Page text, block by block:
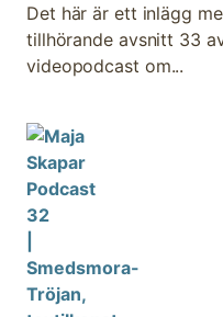
Det här är ett inlägg
tillhörande avsnitt 33
videopodcast om...